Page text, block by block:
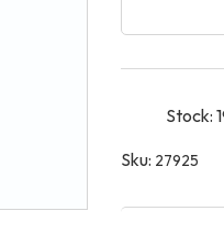
Stock:
Sku: 27925